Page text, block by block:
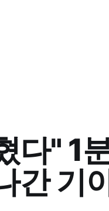
다" 1
간 기